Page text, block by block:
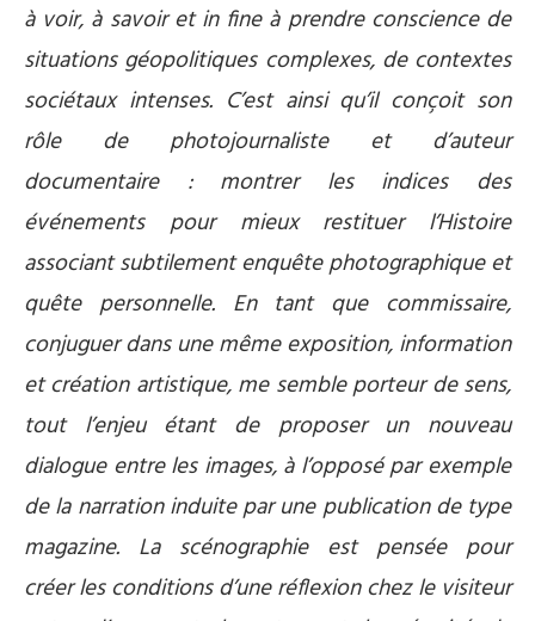
à voir, à savoir et in fine à prendre conscience de
situations géopolitiques complexes, de contextes
sociétaux intenses. C’est ainsi qu’il conçoit son
rôle de photojournaliste et d’auteur
documentaire : montrer les indices des
événements pour mieux restituer l’Histoire
associant subtilement enquête photographique et
quête personnelle. En tant que commissaire,
conjuguer dans une même exposition, information
et création artistique, me semble porteur de sens,
tout l’enjeu étant de proposer un nouveau
dialogue entre les images, à l’opposé par exemple
de la narration induite par une publication de type
magazine. La scénographie est pensée pour
créer les conditions d’une réflexion chez le visiteur